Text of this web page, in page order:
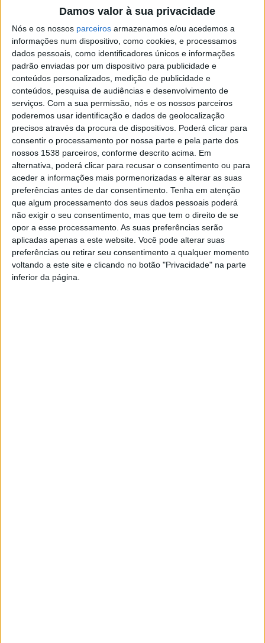
Damos valor à sua privacidade
Nós e os nossos parceiros armazenamos e/ou acedemos a
informações num dispositivo, como cookies, e processamos
dados pessoais, como identificadores únicos e informações
padrão enviadas por um dispositivo para publicidade e
conteúdos personalizados, medição de publicidade e
conteúdos, pesquisa de audiências e desenvolvimento de
serviços. Com a sua permissão, nós e os nossos parceiros
poderemos usar identificação e dados de geolocalização
precisos através da procura de dispositivos. Poderá clicar para
consentir o processamento por nossa parte e pela parte dos
nossos 1538 parceiros, conforme descrito acima. Em
alternativa, poderá clicar para recusar o consentimento ou para
aceder a informações mais pormenorizadas e alterar as suas
preferências antes de dar consentimento. Tenha em atenção
que algum processamento dos seus dados pessoais poderá
não exigir o seu consentimento, mas que tem o direito de se
opor a esse processamento. As suas preferências serão
aplicadas apenas a este website. Você pode alterar suas
preferências ou retirar seu consentimento a qualquer momento
voltando a este site e clicando no botão "Privacidade" na parte
inferior da página.
Migrantes, num concelho que prima por ser
hospitaleiro e solidário e que tem acolhido migrantes e
refugiados de diversas nacionalidades de uma forma
exemplar, como bem ficou demonstrado, aquando da
receção à vaga de refugiados provocada pela guerra na
Ucrânia. “Sendo o povo português reconhecido como
um povo solidário, amigo e acolhedor, permita-me a
ousadia e o orgulho de lhe dizer que, de entre todos, os
barcelenses serão seguramente dos mais solidários! E
isso mesmo está bem demonstrado pela forma
exemplar como temos vindo a acolher, ao longo dos
tempos, os migrantes das mais diversas nacionalidades
que têm escolhido o nosso concelho para aqui
trabalharem e viver”, disse.